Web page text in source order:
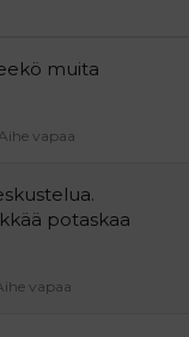
muita
Aihe vapaa
potaskaa
vapaa